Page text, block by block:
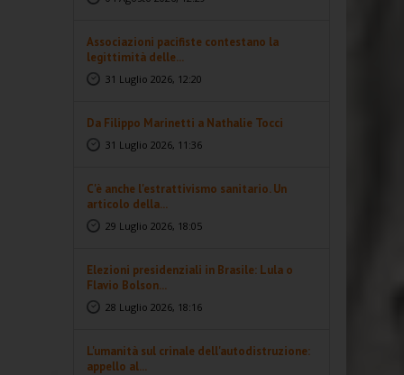
Associazioni pacifiste contestano la
legittimità delle...
31 Luglio 2026, 12:20
Da Filippo Marinetti a Nathalie Tocci
31 Luglio 2026, 11:36
C'è anche l'estrattivismo sanitario. Un
articolo della...
29 Luglio 2026, 18:05
Elezioni presidenziali in Brasile: Lula o
Flavio Bolson...
28 Luglio 2026, 18:16
L'umanità sul crinale dell'autodistruzione:
appello al...